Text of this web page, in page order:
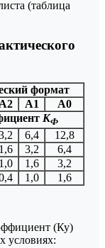
(таблица
формат
А2 А1
А0
КФ
6,4
12,8
1,6 3,2
6,4
1,0 1,6
3,2
1,0 1,6
(Ку)
условиях: